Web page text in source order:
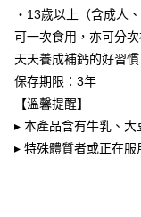
貨到付款
每筆NT$100，滿
海外配送(澳門地區請
國家/地區配送(新馬專
・13歲以上（含成人
可一次食用，亦可分
天天養成補鈣的好習
保存期限：3年
【溫馨提醒】
▸ 本產品含有牛乳、大
▸ 特殊體質者或正在